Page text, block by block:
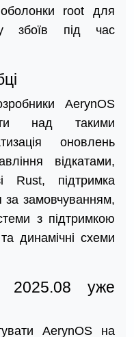
оболонки root для
збоїв під час
AerynOS
над такими
оновлень
відкатами,
Rust, підтримка
замовчуванням,
з підтримкою
динамічні схеми
2025.08 уже
AerynOS на